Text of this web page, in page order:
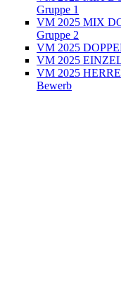
Gruppe 1
VM 2025 MIX
Gruppe 2
VM 2025
VM 2025
VM 2025
Bewerb